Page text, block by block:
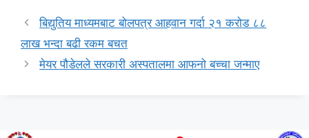
बिद्युतिय माध्यमबाट बोलपत्र आहवान गर्दा २१ करोड ८८
लाख भन्दा बढी रकम बचत
मेयर पौडेलले सरकारी अस्पतालमा आफनो बच्चा जन्माए